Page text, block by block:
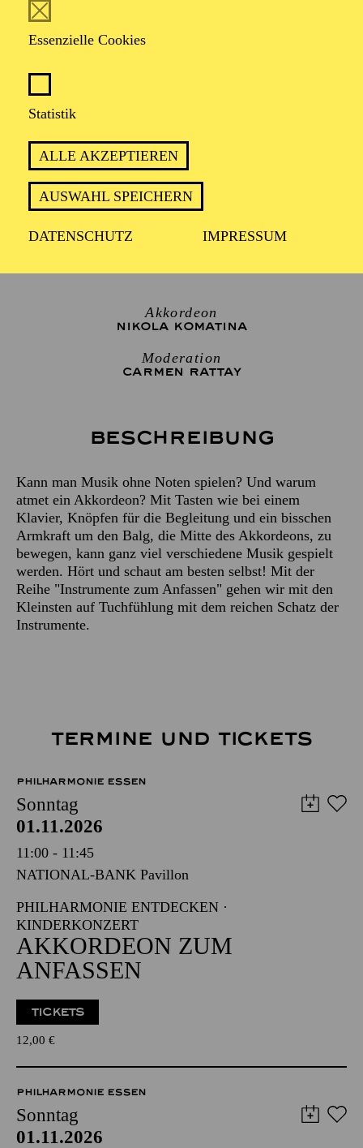
Essenzielle Cookies
Statistik
ALLE AKZEPTIEREN
AUSWAHL SPEICHERN
DATENSCHUTZ IMPRESSUM
45 Minuten, keine Pause
Akkordeon
NIKOLA KOMATINA
Moderation
CARMEN RATTAY
Beschreibung
Kann man Musik ohne Noten spielen? Und warum
atmet ein Akkordeon? Mit Tasten wie bei einem
Klavier, Knöpfen für die Begleitung und ein bisschen
Armkraft um den Balg, die Mitte des Akkordeons, zu
bewegen, kann ganz viel verschiedene Musik gespielt
werden. Hört und schaut am besten selbst! Mit der
Reihe "Instrumente zum Anfassen" gehen wir mit den
Kleinsten auf Tuchfühlung mit dem reichen Schatz der
Instrumente.
TERMINE UND TICKETS
PHILHARMONIE ESSEN
Sonntag
01.11.2026
11:00 - 11:45
NATIONAL-BANK Pavillon
PHILHARMONIE ENTDECKEN ·
KINDERKONZERT
AKKORDEON ZUM
ANFASSEN
TICKETS
12,00 €
PHILHARMONIE ESSEN
Sonntag
01.11.2026